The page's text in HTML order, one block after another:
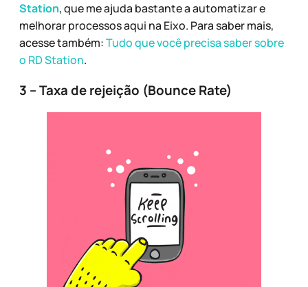
Station, que me ajuda bastante a automatizar e
melhorar processos aqui na Eixo. Para saber mais,
acesse também:Tudo que você precisa saber sobre
o RD Station.
3 – Taxa de rejeição (Bounce Rate)